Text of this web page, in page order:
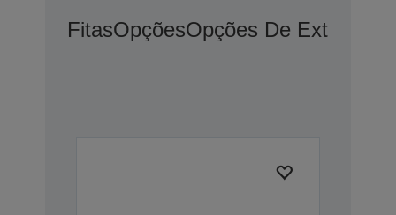
FitasOpçõesOpções De Extensão